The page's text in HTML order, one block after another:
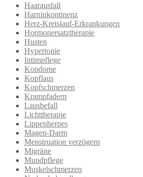
Haarausfall
Harninkontinenz
Herz-Kreislauf-Erkrankungen
Hormonersatztherapie
Husten
Hypertonie
Intimpflege
Kondome
Kopflaus
Kopfschmerzen
Krampfadern
Lausbefall
Lichttherapie
Lippenherpes
Magen-Darm
Menstruation verzögern
Migräne
Mundpflege
Muskelschmerzen